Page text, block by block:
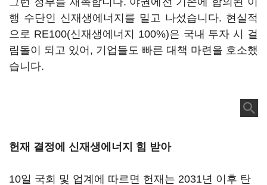
행 수단인 신재생에너지를 밀고 나섰습니다. 현실적
으로 RE100(신재생에너지 100%)은 국내 투자 시 걸
림돌이 되고 있어, 기업들도 빠른 대책 마련을 호소했
습니다.
헌재 결정에 신재생에너지 힘 받아
10일 국회 및 업계에 따르면 헌재는 2031년 이후 탄